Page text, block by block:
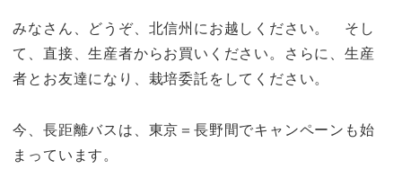
みなさん、どうぞ、北信州にお越しください。 そし
て、直接、生産者からお買いください。さらに、生産
者とお友達になり、栽培委託をしてください。
今、長距離バスは、東京＝長野間でキャンペーンも始
まっています。